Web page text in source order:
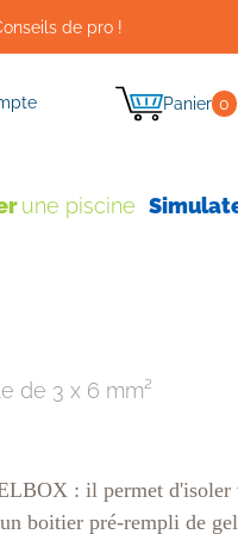
de pro !
Panier 0
une piscine
de 3 x 6 mm²
: il permet d'isoler
boitier pré-rempli de